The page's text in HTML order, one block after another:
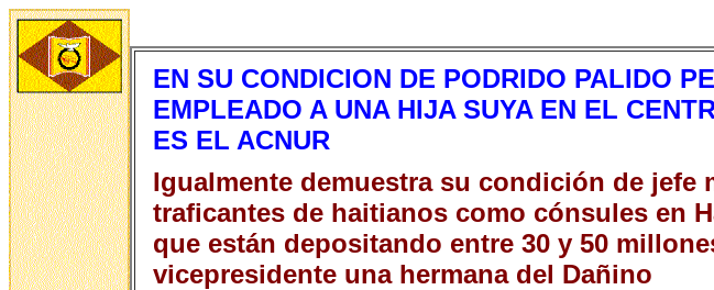
EN SU CONDICION DE PODRIDO PALIDO
EMPLEADO A UNA HIJA SUYA EN EL
ES EL ACNUR
Igualmente demuestra su condición de
traficantes de haitianos como cónsules en
que están depositando entre 30 y 50
vicepresidente una hermana del Dañino